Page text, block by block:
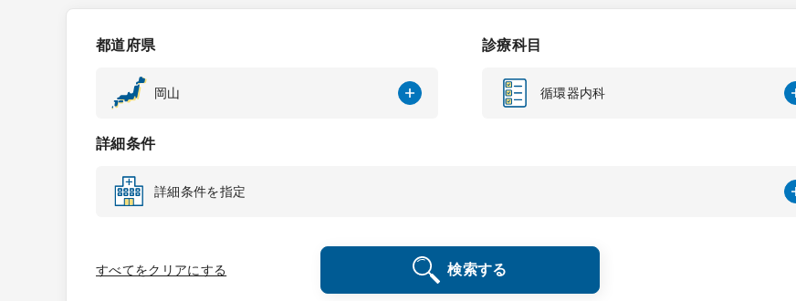
都道府県
岡山
診療科目
循環器内科
詳細条件
詳細条件を指定
検索する
すべてをクリアにする